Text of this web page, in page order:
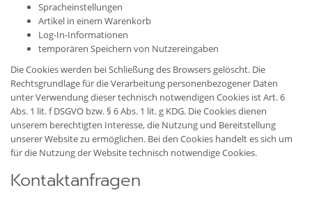
Spracheinstellungen
Artikel in einem Warenkorb
Log-In-Informationen
temporären Speichern von Nutzereingaben
Die Cookies werden bei Schließung des Browsers gelöscht. Die
Rechtsgrundlage für die Verarbeitung personenbezogener Daten
unter Verwendung dieser technisch notwendigen Cookies ist Art. 6
Abs. 1 lit. f DSGVO bzw. § 6 Abs. 1 lit. g KDG. Die Cookies dienen
unserem berechtigten Interesse, die Nutzung und Bereitstellung
unserer Website zu ermöglichen. Bei den Cookies handelt es sich um
für die Nutzung der Website technisch notwendige Cookies.
Kontaktanfragen